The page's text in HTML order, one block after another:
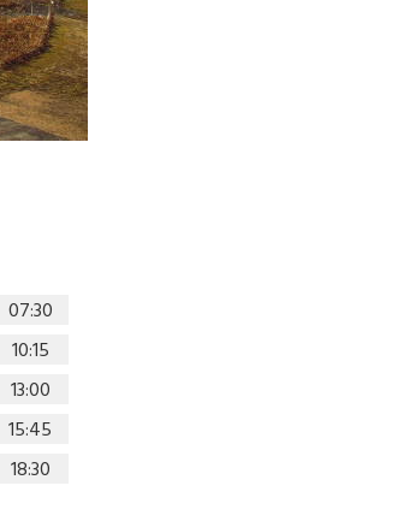
07:30
10:15
13:00
15:45
18:30